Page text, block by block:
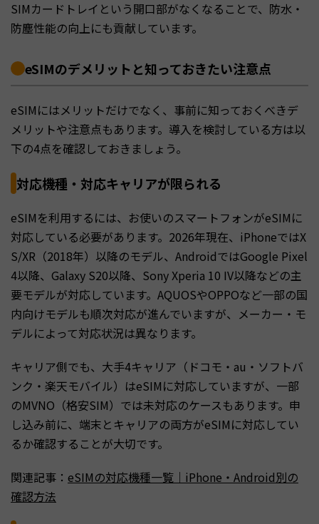
SIMカードトレイという開口部がなくなることで、防水・
防塵性能の向上にも貢献しています。
eSIMのデメリットと知っておきたい注意点
eSIMにはメリットだけでなく、事前に知っておくべきデ
メリットや注意点もあります。導入を検討している方は以
下の4点を確認しておきましょう。
対応機種・対応キャリアが限られる
eSIMを利用するには、お使いのスマートフォンがeSIMに
対応している必要があります。2026年現在、iPhoneではX
S/XR（2018年）以降のモデル、AndroidではGoogle Pixel
4以降、Galaxy S20以降、Sony Xperia 10 IV以降などの主
要モデルが対応しています。AQUOSやOPPOなど一部の国
内向けモデルも順次対応が進んでいますが、メーカー・モ
デルによって対応状況は異なります。
キャリア側でも、大手4キャリア（ドコモ・au・ソフトバ
ンク・楽天モバイル）はeSIMに対応していますが、一部
のMVNO（格安SIM）では未対応のケースもあります。申
し込み前に、端末とキャリアの両方がeSIMに対応してい
るか確認することが大切です。
関連記事： eSIMの対応機種一覧｜iPhone・Android別の
確認方法